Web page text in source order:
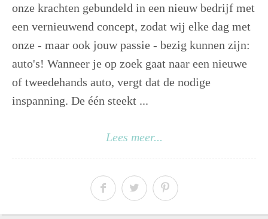
onze krachten gebundeld in een nieuw bedrijf met
een vernieuwend concept, zodat wij elke dag met
onze - maar ook jouw passie - bezig kunnen zijn:
auto's! Wanneer je op zoek gaat naar een nieuwe
of tweedehands auto, vergt dat de nodige
inspanning. De één steekt ...
Lees meer...